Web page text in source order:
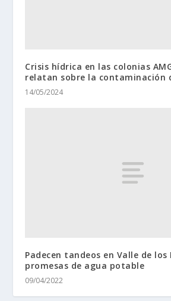
Crisis hídrica en las colonias
relatan sobre la contaminación
14/05/2024
Padecen tandeos en Valle de los
promesas de agua potable
09/04/2022